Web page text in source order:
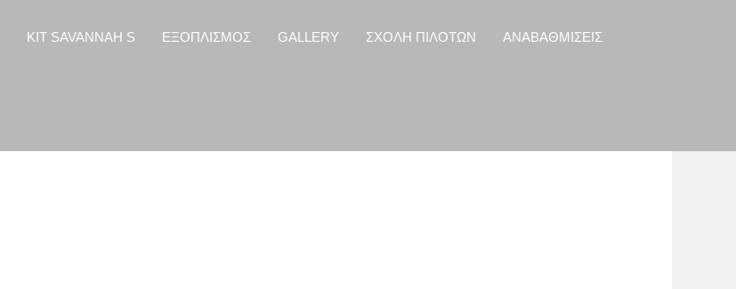
KIT SAVANNAH S ΕΞΟΠΛΙΣΜΟΣ GALLERY ΣΧΟΛΗ ΠΙΛΟΤΩΝ ΑΝΑΒΑΘΜΙΣΕΙΣ